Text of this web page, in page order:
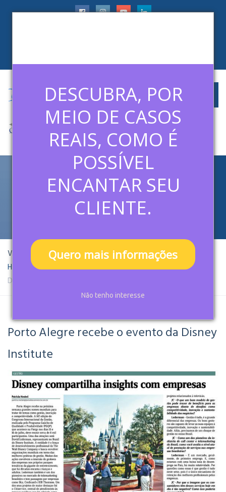
DESCUBRA, POR
MEIO DE CASOS
REAIS, COMO É
POSSÍVEL
ENCANTAR SEU
CLIENTE.
Quero mais informações
Não tenho interesse
DISNEY COMPARTILHA
INSIGHTS COM EMPRESAS
Você está aqui:
Home
Projects
Disney compartilha Insights com Empresas
Porto Alegre recebe o evento da Disney
Institute